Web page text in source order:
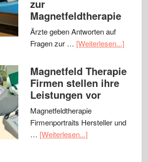
zur
Magnetfeldtherapie
Ärzte geben Antworten auf
Fragen zur … [Weiterlesen...]
Magnetfeld Therapie
Firmen stellen ihre
Leistungen vor
Magnetfeldtherapie
Firmenportraits Hersteller und
… [Weiterlesen...]